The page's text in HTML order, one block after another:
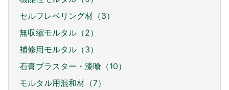
セルフレベリング材（3）
無収縮モルタル（2）
補修用モルタル（3）
石膏プラスター・漆喰（10）
モルタル用混和材（7）